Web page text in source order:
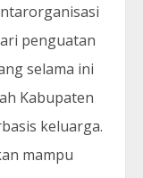
penguatan
selama ini
Kabupaten
keluarga.
mampu